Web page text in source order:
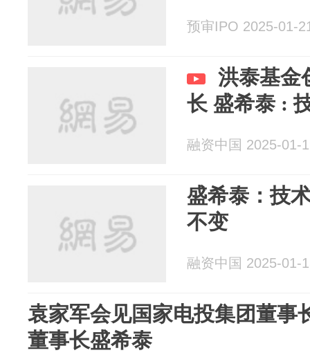
预审IPO 2025-01-
洪泰基金
长 盛希泰 :
融资中国 2025-01-
盛希泰：技
不变
融资中国 2025-01-
袁家军会见国家电投集团董事
董事长盛希泰